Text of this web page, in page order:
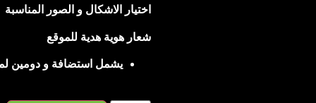
اختيار الاشكال و الصور المناسبة
شعار هوية هدية للموقع
يشمل استضافة و دومين